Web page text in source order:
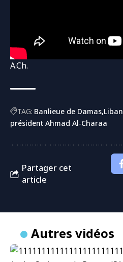
A.Ch.
TAG: Banlieue de Damas Liban
président Ahmad Al‑Charaa
Partager cet
article
Autres vidéos